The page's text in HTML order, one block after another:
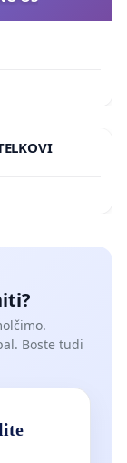
Boste tudi